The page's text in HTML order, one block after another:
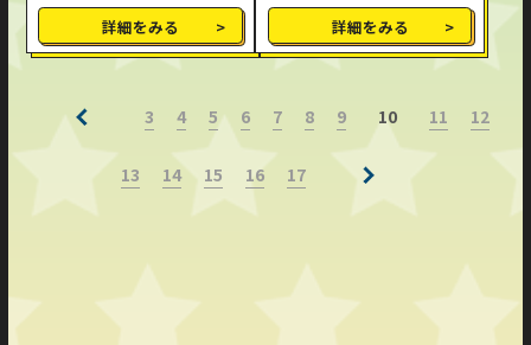
詳細をみる 詳細をみる
3 4 5 6 7 8 9 10 11 12
13 14 15 16 17